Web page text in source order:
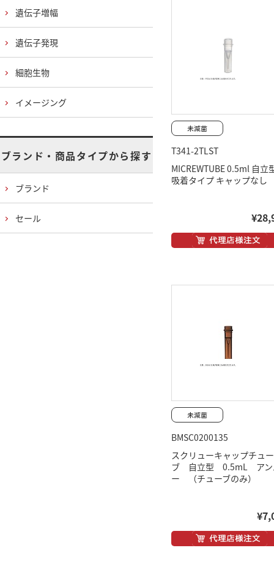
T341-2TLST
MICREWTUBE 0.5ml 自立
吸着タイプ キャップなし
BMSC0200135
スクリューキャップチュー
ブ 自立型 0.5mL アン
ー （チューブのみ）
遺伝子増幅
遺伝子発現
細胞生物
イメージング
ブランド・商品タイプから探す
ブランド
セール